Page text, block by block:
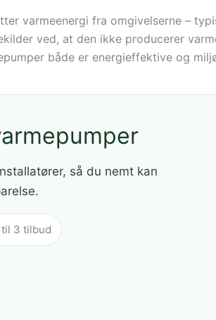
varmeenergi fra omgivelserne –
ved, at den ikke producerer
både er energieffektive og
så du nemt kan
3 tilbud